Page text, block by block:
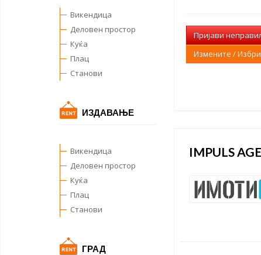
Викендица
Деловен простор
Куќа
Плац
Станови
ИЗДАВАЊЕ
Викендица
Деловен простор
Куќа
Плац
Станови
ГРАД
Пријави
Измените /
IMPULS